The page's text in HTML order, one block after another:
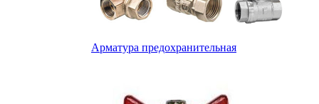
Арматура предохранительная